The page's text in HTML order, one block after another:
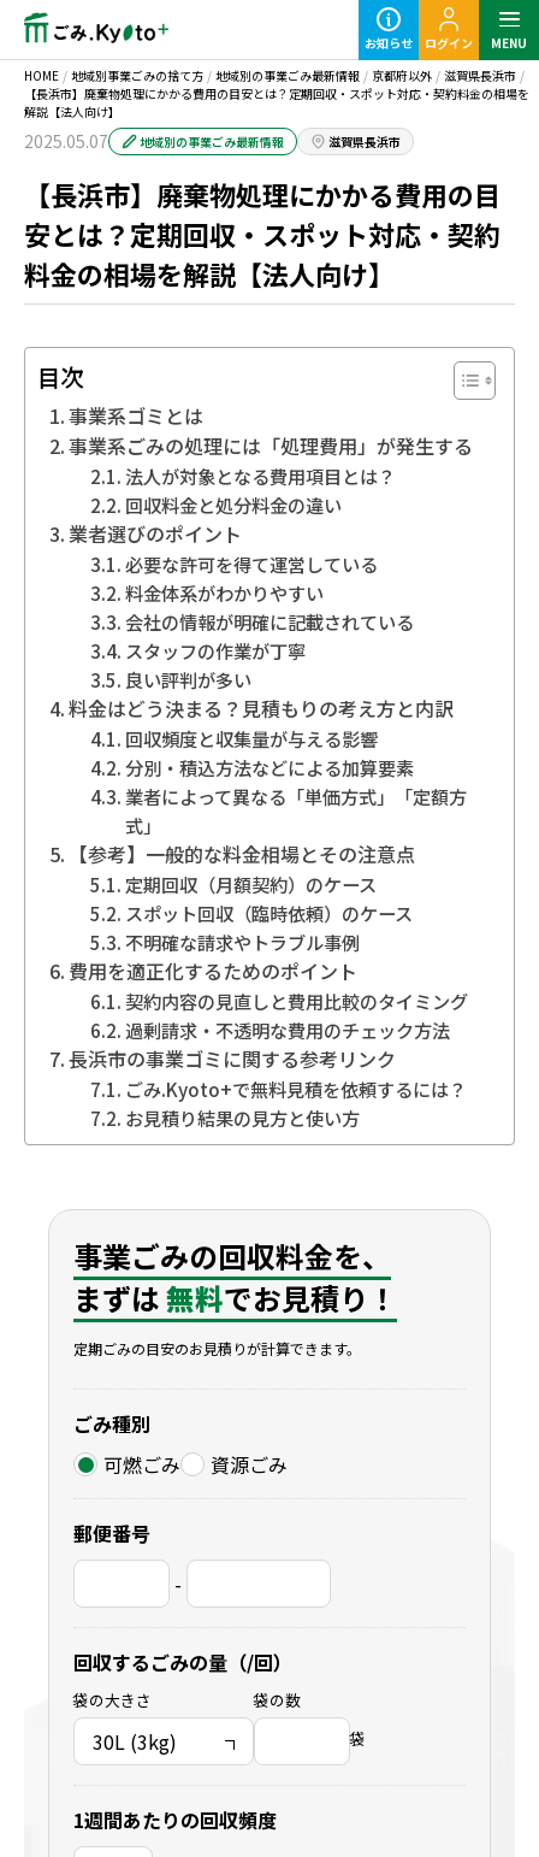
定期ごみのご利用の流れ
粗大ごみ回収のご利用の流れ
事業ごみの基本知識
業種別事業ごみの捨て方
地域別事業ごみの捨て方
お知らせ ログイン
MENU
HOME / 地域別事業ごみの捨て方 / 地域別の事業ごみ最新情報 / 京都府以外 / 滋賀県長浜市 /
【長浜市】廃棄物処理にかかる費用の目安とは？定期回収・スポット対応・契約料金の相場を
解説【法人向け】
2025.05.07 地域別の事業ごみ最新情報 滋賀県長浜市
【長浜市】廃棄物処理にかかる費用の目
安とは？定期回収・スポット対応・契約
料金の相場を解説【法人向け】
目次
事業系ゴミとは
事業系ごみの処理には「処理費用」が発生する
法人が対象となる費用項目とは？
回収料金と処分料金の違い
業者選びのポイント
必要な許可を得て運営している
料金体系がわかりやすい
会社の情報が明確に記載されている
スタッフの作業が丁寧
良い評判が多い
料金はどう決まる？見積もりの考え方と内訳
回収頻度と収集量が与える影響
分別・積込方法などによる加算要素
業者によって異なる「単価方式」「定額方
式」
【参考】一般的な料金相場とその注意点
定期回収（月額契約）のケース
スポット回収（臨時依頼）のケース
不明確な請求やトラブル事例
費用を適正化するためのポイント
契約内容の見直しと費用比較のタイミング
過剰請求・不透明な費用のチェック方法
長浜市の事業ゴミに関する参考リンク
ごみ.Kyoto+で無料見積を依頼するには？
お見積り結果の見方と使い方
事業ごみの回収料金を、
まずは無料でお見積り！
定期ごみの目安のお見積りが計算できます。
ごみ種別
可燃ごみ
資源ごみ
郵便番号
-
回収するごみの量（/回）
袋の大きさ
袋の数
袋
1週間あたりの回収頻度